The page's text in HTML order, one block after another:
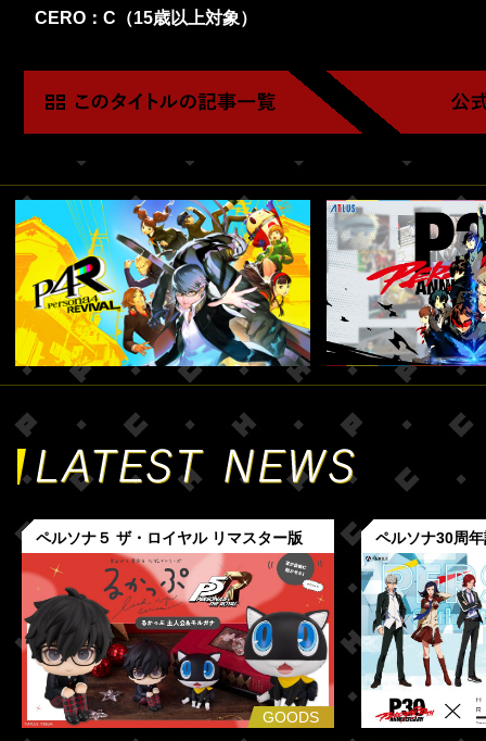
CERO：C（15歳以上対象）
ペルソナ５ ザ・ロイヤル リマスター版
GOODS
ペルソナ30周